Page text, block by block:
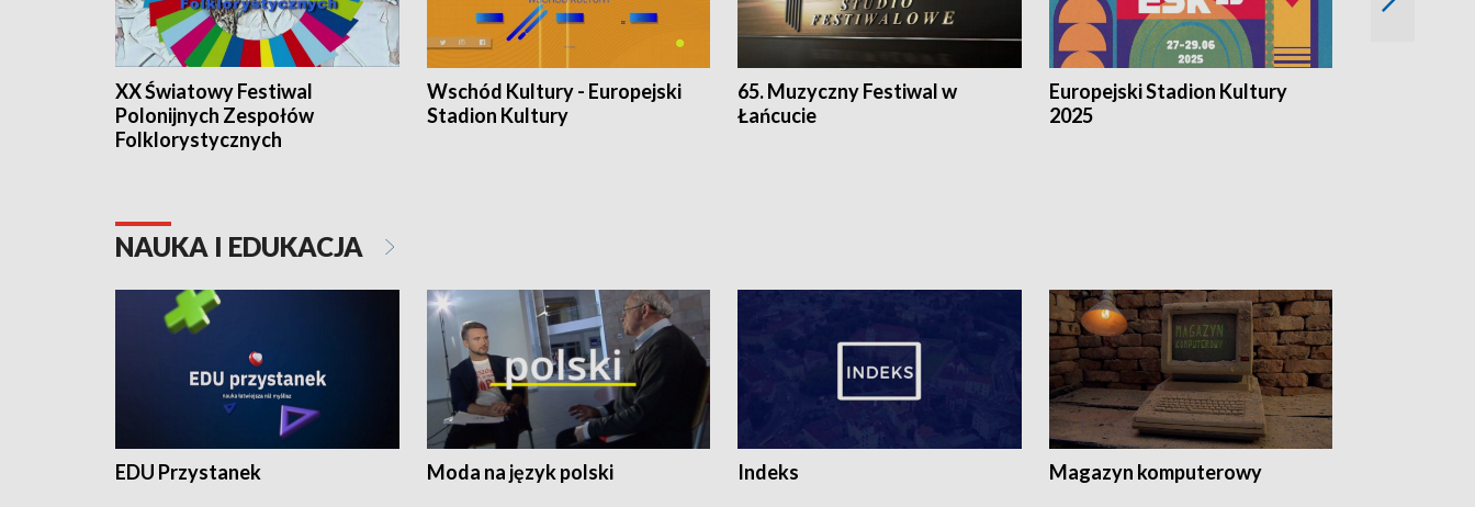
XX Światowy Festiwal
Polonijnych Zespołów
Folklorystycznych
Wschód Kultury - Europejski
Stadion Kultury
65. Muzyczny Festiwal w
Łańcucie
Europejski Stadion Kultury
2025
NAUKA I EDUKACJA
EDU Przystanek Moda na język polski Indeks Magazyn komputerowy